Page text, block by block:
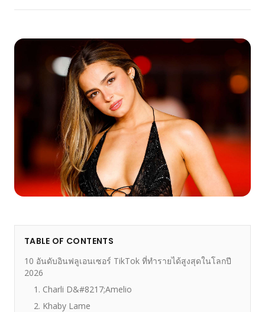
TABLE OF CONTENTS
10 อันดับอินฟลูเอนเซอร์ TikTok ที่ทำรายได้สูงสุดในโลกปี
2026
1. Charli D&#8217;Amelio
2. Khaby Lame